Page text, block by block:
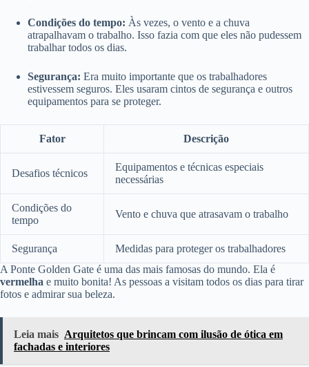
Condições do tempo: Às vezes, o vento e a chuva
atrapalhavam o trabalho. Isso fazia com que eles não pudessem
trabalhar todos os dias.
Segurança: Era muito importante que os trabalhadores
estivessem seguros. Eles usaram cintos de segurança e outros
equipamentos para se proteger.
Fator Descrição
Desafios técnicos
Equipamentos e técnicas especiais
necessárias
Condições do
tempo
Vento e chuva que atrasavam o trabalho
Segurança
Medidas para proteger os trabalhadores
A Ponte Golden Gate é uma das mais famosas do mundo. Ela é
vermelha e muito bonita! As pessoas a visitam todos os dias para tirar
fotos e admirar sua beleza.
Leia mais Arquitetos que brincam com ilusão de ótica em
fachadas e interiores